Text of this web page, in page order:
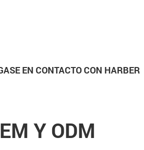
EN CONTACTO CON HARBER
Y ODM